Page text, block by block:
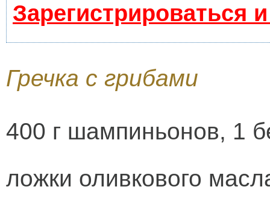
Зарегистрироваться
Гречка с грибами
400 г шампиньонов, 1
ложки оливкового